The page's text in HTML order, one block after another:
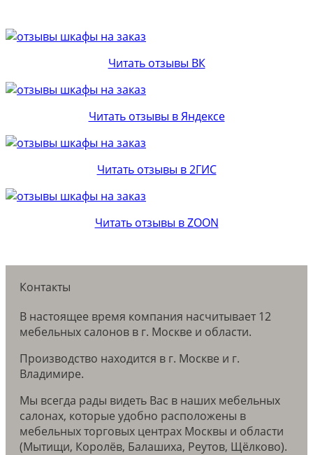
Читать отзывы ВК
Читать отзывы в Яндексе
Читать отзывы в 2ГИС
Читать отзывы в ZOON
Контакты
В настоящее время компания насчитывает 12
мебельных салонов в г. Москве и области.
Производство находится в г. Москве и г.
Владимире.
Мы всегда рады видеть Вас в наших мебельных
салонах, которые удобно расположены в
мебельных торговых центрах Москвы и области
(Мытищи, Королёв, Балашиха, Реутов, Щёлково).